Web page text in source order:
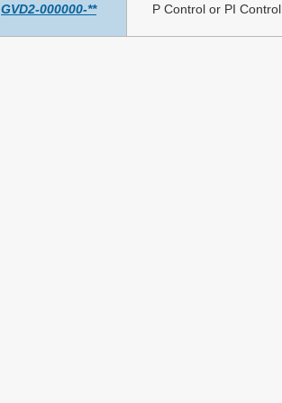
GVD2-000000-** P Control or PI Control